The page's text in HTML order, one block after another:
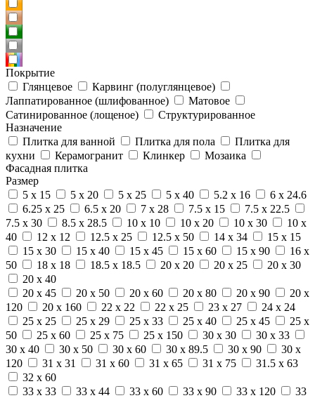
Покрытие
Глянцевое
Карвинг (полуглянцевое)
Лаппатированное (шлифованное)
Матовое
Сатинированное (лощеное)
Структурированное
Назначение
Плитка для ванной
Плитка для пола
Плитка для
кухни
Керамогранит Клинкер
Мозаика
Фасадная плитка
Размер
5 x 15
5 x 20 5 x 25 5 x 40 5.2 x 16
6 x 24.6
6.25 x 25
6.5 x 20 7 x 28 7.5 x 15
7.5 x 22.5
7.5 x 30
8.5 x 28.5 10 x 10 10 x 20 10 x 30
10 x
40
12 x 12 12.5 x 25 12.5 x 50 14 x 34
15 x 15
15 x 30
15 x 40 15 x 45 15 x 60 15 x 90
16 x
50
18 x 18 18.5 x 18.5 20 x 20 20 x 25
20 x 30
20 x 40
20 x 45
20 x 50 20 x 60 20 x 80 20 x 90
20 x
120
20 x 160 22 x 22 22 x 25 23 x 27
24 x 24
25 x 25
25 x 29 25 x 33 25 x 40 25 x 45
25 x
50
25 x 60 25 x 75 25 x 150 30 x 30
30 x 33
30 x 40
30 x 50 30 x 60 30 x 89.5 30 x 90
30 x
120
31 x 31 31 x 60 31 x 65 31 x 75
31.5 x 63
32 x 60
33 x 33
33 x 44 33 x 60 33 x 90 33 x 120
33